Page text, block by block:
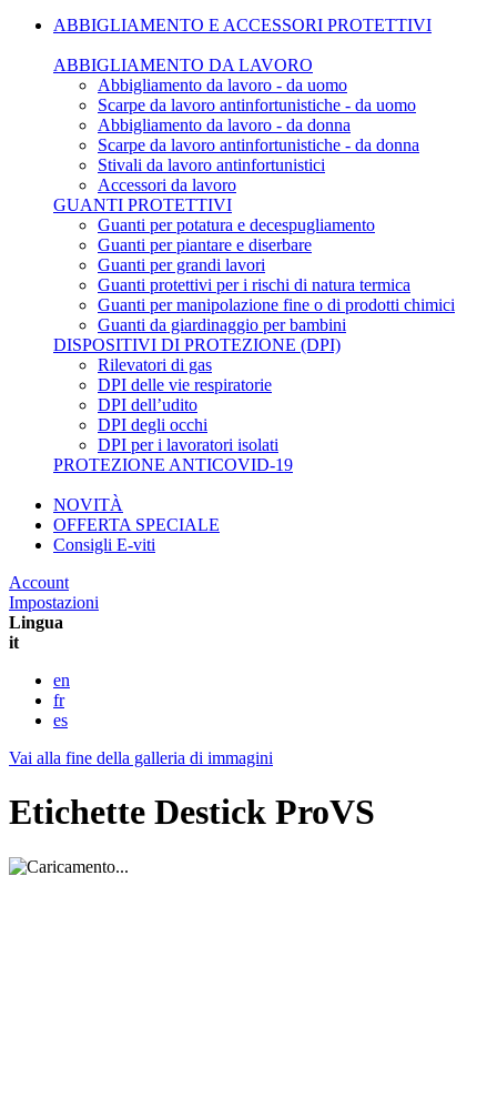
ABBIGLIAMENTO E ACCESSORI PROTETTIVI
ABBIGLIAMENTO DA LAVORO
Abbigliamento da lavoro - da uomo
Scarpe da lavoro antinfortunistiche - da uomo
Abbigliamento da lavoro - da donna
Scarpe da lavoro antinfortunistiche - da donna
Stivali da lavoro antinfortunistici
Accessori da lavoro
GUANTI PROTETTIVI
Guanti per potatura e decespugliamento
Guanti per piantare e diserbare
Guanti per grandi lavori
Guanti protettivi per i rischi di natura termica
Guanti per manipolazione fine o di prodotti chimici
Guanti da giardinaggio per bambini
DISPOSITIVI DI PROTEZIONE (DPI)
Rilevatori di gas
DPI delle vie respiratorie
DPI dell’udito
DPI degli occhi
DPI per i lavoratori isolati
PROTEZIONE ANTICOVID-19
NOVITÀ
OFFERTA SPECIALE
Consigli E-viti
Account
Impostazioni
Lingua
it
en
fr
es
Vai alla fine della galleria di immagini
Etichette Destick ProVS